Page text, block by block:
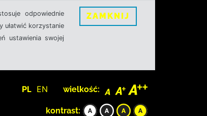
odpowiednie
ułatwić korzystanie
ustawienia swojej
ZAMKNIJ
PL EN wielkość:
kontrast: